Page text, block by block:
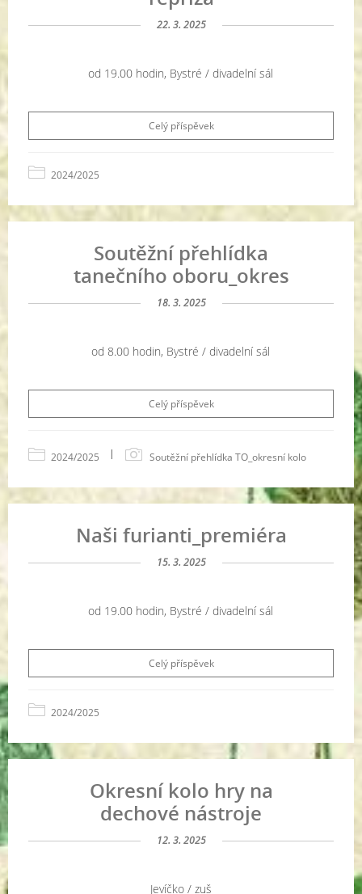
22. 3. 2025
od 19.00 hodin, Bystré / divadelní sál
Celý příspěvek
2024/2025
Soutěžní přehlídka
tanečního oboru_okres
18. 3. 2025
od 8.00 hodin, Bystré / divadelní sál
Celý příspěvek
2024/2025 | Soutěžní přehlídka TO_okresní kolo
Naši furianti_premiéra
15. 3. 2025
od 19.00 hodin, Bystré / divadelní sál
Celý příspěvek
2024/2025
Okresní kolo hry na
dechové nástroje
12. 3. 2025
Jevíčko / zuš